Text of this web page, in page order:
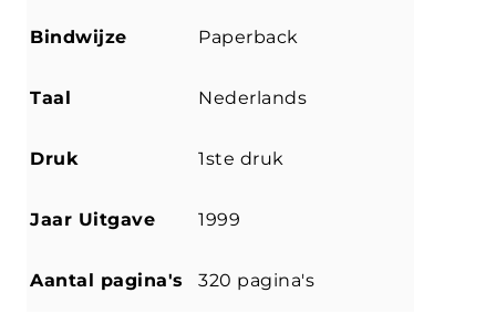
Bindwijze Paperback
Taal Nederlands
Druk 1ste druk
Jaar Uitgave 1999
Aantal pagina's 320 pagina's